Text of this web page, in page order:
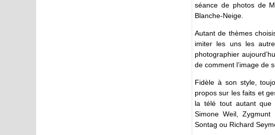
séance de photos de
Blanche-Neige.
Autant de thèmes
imiter les uns les
photographier
de comment l’image de
Fidèle à son style,
propos sur les faits et
la télé tout autant que
Simone Weil,
Sontag ou Richard